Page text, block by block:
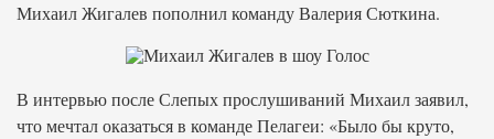
Михаил Жигалев пополнил команду Валерия Сюткина.
В интервью после Слепых прослушиваний Михаил заявил,
что мечтал оказаться в команде Пелагеи: «Было бы круто,